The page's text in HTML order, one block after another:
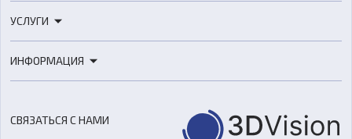
3D-сканеры
Расходные материалы
Оборудование и материалы для вакуумного литья
Аксессуары и прочее оборудование
УСЛУГИ
3D-моделирование
ИНФОРМАЦИЯ
СВЯЗАТЬСЯ С НАМИ